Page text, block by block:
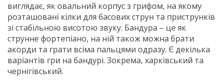
виглядає, як овальний корпус з грифом, на якому
розташовані кілки для басових струн та приструнків
зі стабільною висотою звуку. Бандура – це як
струнне фортепіано, на ній також можна брати
акорди та грати всіма пальцями одразу. Є декілька
варіантів гри на бандурі. Зокрема, харківський та
чернігівський.